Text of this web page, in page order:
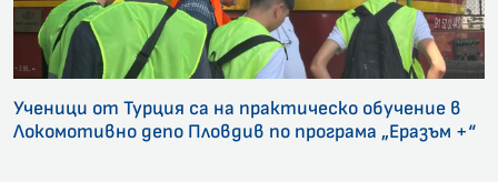
Ученици от Турция са на практическо обучение в
Локомотивно депо Пловдив по програма „Еразъм +“